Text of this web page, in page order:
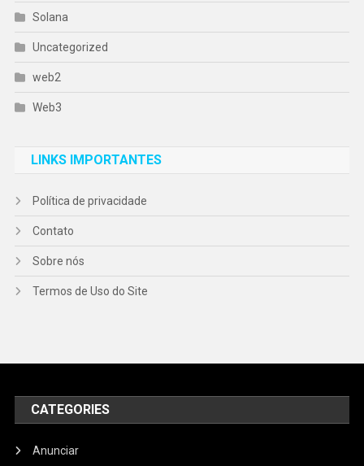
Solana
Uncategorized
web2
Web3
LINKS IMPORTANTES
Política de privacidade
Contato
Sobre nós
Termos de Uso do Site
CATEGORIES
Anunciar